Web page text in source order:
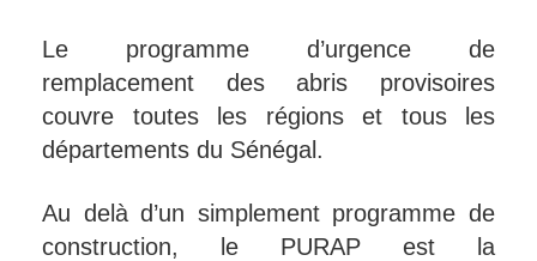
Le programme d’urgence de
remplacement des abris provisoires
couvre toutes les régions et tous les
départements du Sénégal.
Au delà d’un simplement programme de
construction, le PURAP est la